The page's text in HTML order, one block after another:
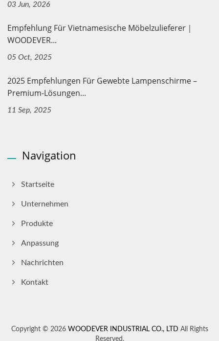
03 Jun, 2026
Empfehlung Für Vietnamesische Möbelzulieferer｜
WOODEVER...
05 Oct, 2025
2025 Empfehlungen Für Gewebte Lampenschirme –
Premium-Lösungen...
11 Sep, 2025
Navigation
Startseite
Unternehmen
Produkte
Anpassung
Nachrichten
Kontakt
Copyright © 2026 WOODEVER INDUSTRIAL CO., LTD All Rights
Reserved.